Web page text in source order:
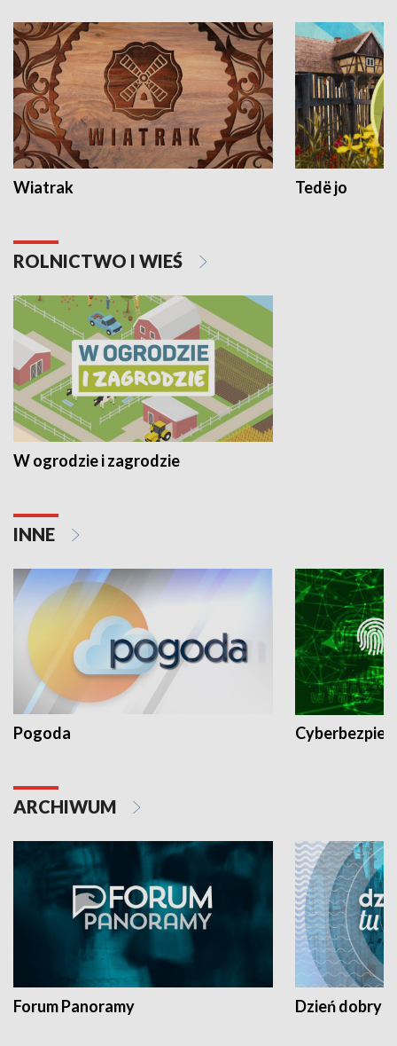
Wiatrak Tedë jo
ROLNICTWO I WIEŚ
W ogrodzie i zagrodzie
INNE
Pogoda
ARCHIWUM
Forum Panoramy Dzień dobry